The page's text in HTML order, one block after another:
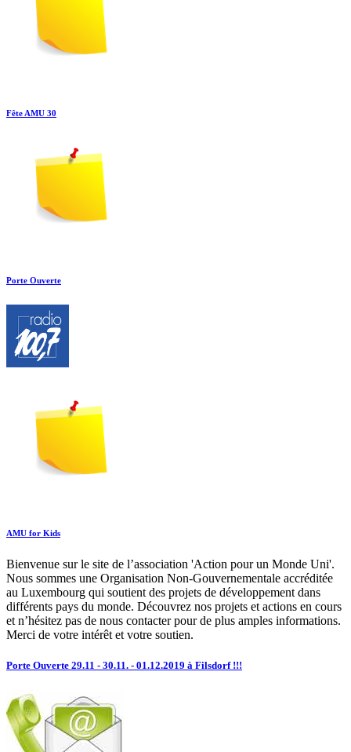
Fête AMU 30
Porte Ouverte
AMU for Kids
Bienvenue sur le site de l’association 'Action pour un Monde Uni'.
Nous sommes une Organisation Non-Gouvernementale accréditée
au Luxembourg qui soutient des projets de développement dans
différents pays du monde. Découvrez nos projets et actions en cours
et n’hésitez pas de nous contacter pour de plus amples informations.
Merci de votre intérêt et votre soutien.
Porte Ouverte 29.11 - 30.11. - 01.12.2019 à Filsdorf !!!